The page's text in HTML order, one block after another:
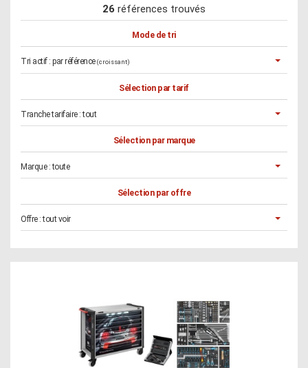
26 références trouvés
Mode de tri
Tri actif : par référence (croissant)
Sélection par tarif
Tranche tarifaire :tout
Sélection par marque
Marque :toute
Sélection par offre
Offre :tout voir